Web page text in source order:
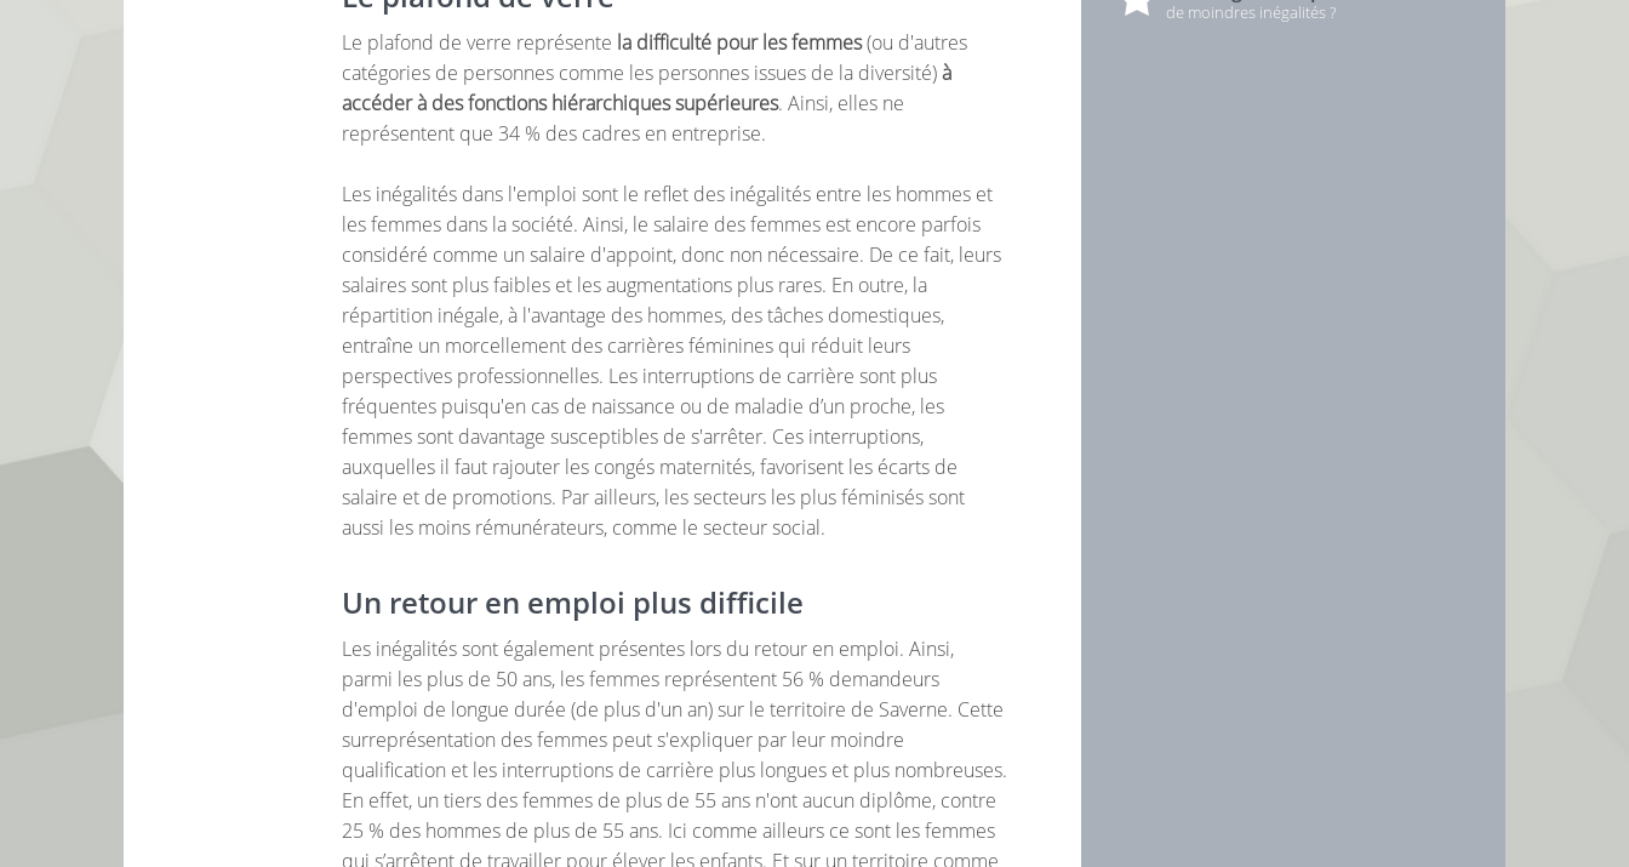
de moindres inégalités ?
Le plafond de verre représente la difficulté pour les femmes(ou d'autres
catégories de personnes comme les personnes issues de la diversité)à
accéder à des fonctions hiérarchiques supérieures. Ainsi, elles ne
représentent que 34 % des cadres en entreprise.
Les inégalités dans l'emploi sont le reflet des inégalités entre les hommes et
les femmes dans la société. Ainsi, le salaire des femmes est encore parfois
considéré comme un salaire d'appoint, donc non nécessaire. De ce fait, leurs
salaires sont plus faibles et les augmentations plus rares. En outre, la
répartition inégale, à l'avantage des hommes, des tâches domestiques,
entraîne un morcellement des carrières féminines qui réduit leurs
perspectives professionnelles. Les interruptions de carrière sont plus
fréquentes puisqu'en cas de naissance ou de maladie d’un proche, les
femmes sont davantage susceptibles de s'arrêter. Ces interruptions,
auxquelles il faut rajouter les congés maternités, favorisent les écarts de
salaire et de promotions. Par ailleurs, les secteurs les plus féminisés sont
aussi les moins rémunérateurs, comme le secteur social.
Un retour en emploi plus difficile
Les inégalités sont également présentes lors du retour en emploi. Ainsi,
parmi les plus de 50 ans, les femmes représentent 56 % demandeurs
d'emploi de longue durée (de plus d'un an) sur le territoire de Saverne. Cette
surreprésentation des femmes peut s'expliquer par leur moindre
qualification et les interruptions de carrière plus longues et plus nombreuses.
En effet, un tiers des femmes de plus de 55 ans n'ont aucun diplôme, contre
25 % des hommes de plus de 55 ans. Ici comme ailleurs ce sont les femmes
qui s’arrêtent de travailler pour élever les enfants. Et sur un territoire comme